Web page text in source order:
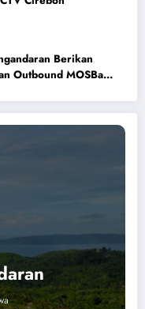
Berikan
Outbound MOSBa